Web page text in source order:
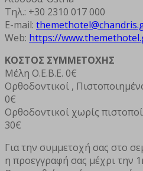
Τηλ.: +30 2310 017 000
E-mail:
Web: https://
ΚΟΣΤΟΣ ΣΥΜΜΕΤΟΧΗΣ
Μέλη Ο.Ε.Β.Ε. 0€
Ορθοδοντικοί ,
0€
Ορθοδοντικοί χωρίς
30€
Για την συμμετοχή σας στο
η προεγγραφή σας μέχρι την